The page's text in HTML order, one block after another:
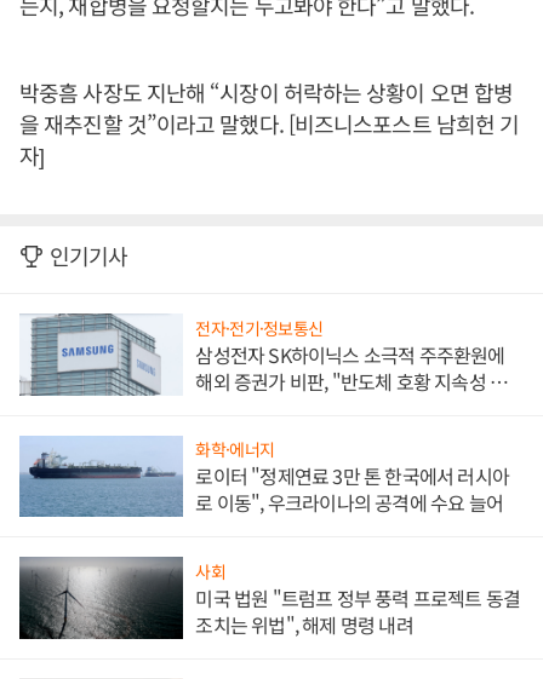
박중흠 사장도 지난해 “시장이 허락하는 상황이 오면 합병
을 재추진할 것”이라고 말했다. [비즈니스포스트 남희헌 기
자]
인기기사
전자·전기·정보통신
삼성전자 SK하이닉스 소극적 주주환원에
해외 증권가 비판, "반도체 호황 지속성 의
화학·에너지
로이터 "정제연료 3만 톤 한국에서 러시아
로 이동", 우크라이나의 공격에 수요 늘어
사회
미국 법원 "트럼프 정부 풍력 프로젝트 동결
조치는 위법", 해제 명령 내려